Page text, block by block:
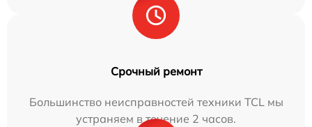
Срочный ремонт
Большинство неисправностей техники TCL мы
устраняем в течение 2 часов.